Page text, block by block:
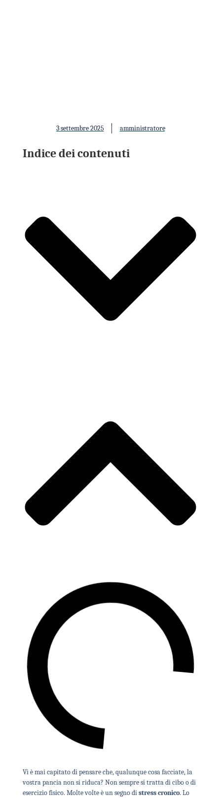
3 settembre 2025 amministratore
Vi è mai capitato di pensare che, qualunque cosa facciate, la
vostra pancia non si riduca? Non sempre si tratta di cibo o di
esercizio fisico. Molte volte è un segno distress cronico. Lo
Indice dei contenuti